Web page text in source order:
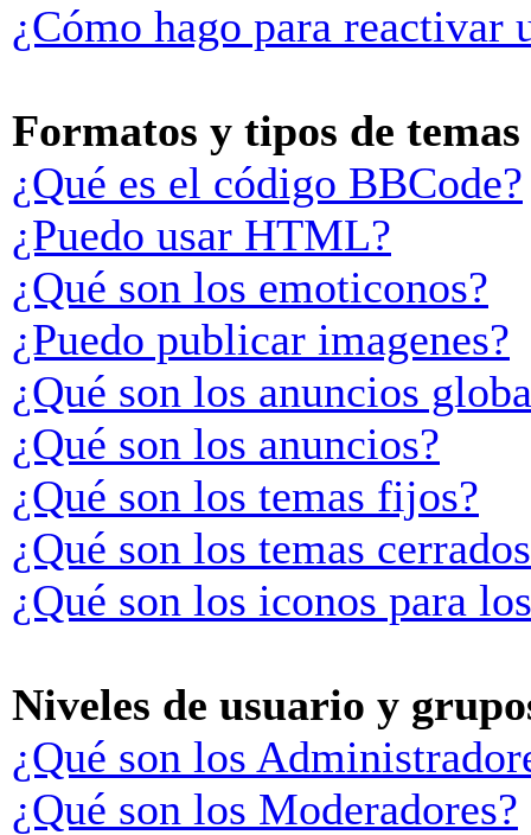
¿Cómo hago para reactivar
Formatos y tipos de temas
¿Qué es el código BBCode?
¿Puedo usar HTML?
¿Qué son los emoticonos?
¿Puedo publicar imagenes?
¿Qué son los anuncios
¿Qué son los anuncios?
¿Qué son los temas fijos?
¿Qué son los temas
¿Qué son los iconos para
Niveles de usuario y
¿Qué son los
¿Qué son los Moderadores?